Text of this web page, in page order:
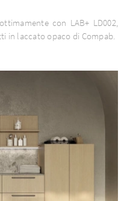
con LAB+ LD002,
in laccato opaco di Compab.